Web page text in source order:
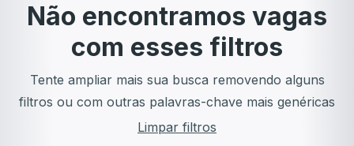
Não encontramos vagas
com esses filtros
Tente ampliar mais sua busca removendo alguns
filtros ou com outras palavras-chave mais genéricas
Limpar filtros